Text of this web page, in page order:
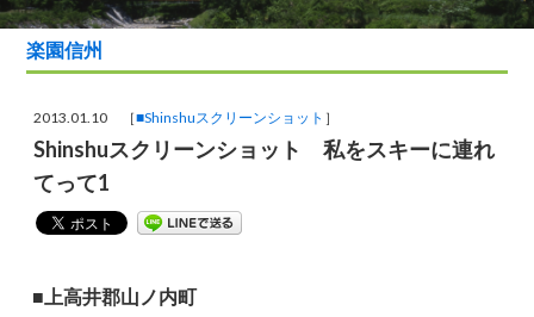
g
i
楽園信州
2013.01.10 ［■Shinshuスクリーンショット ］
Shinshuスクリーンショット 私をスキーに連れ
てって1
■上高井郡山ノ内町